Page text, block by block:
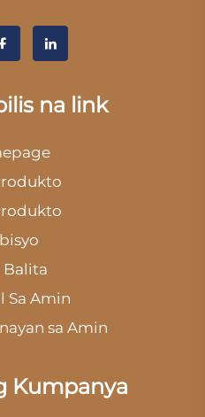
na link
Balita
Sa Amin
sa Amin
Kumpanya